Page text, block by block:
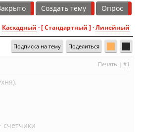
Создать тему Опрос
Каскадный · [ Стандартный ] ·Линейный
Подписка на тему Поделиться
Печать | #1
счетчики